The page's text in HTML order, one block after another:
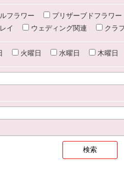
フラワー プリザーブドフラワー
イ
ウェディング関連 クラ
火曜日 水曜日 木曜日